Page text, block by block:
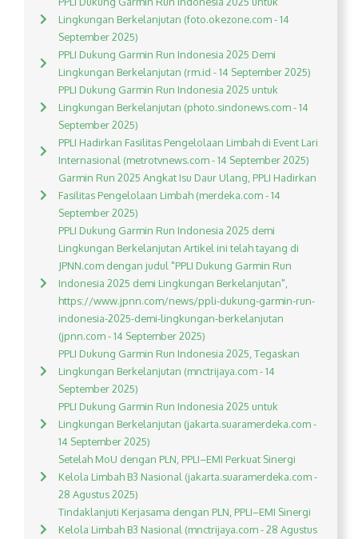
Lingkungan Berkelanjutan (foto.okezone.com - 14
September 2025)
PPLI Dukung Garmin Run Indonesia 2025 Demi
Lingkungan Berkelanjutan (rm.id - 14 September 2025)
PPLI Dukung Garmin Run Indonesia 2025 untuk
Lingkungan Berkelanjutan (photo.sindonews.com - 14
September 2025)
PPLI Hadirkan Fasilitas Pengelolaan Limbah di Event Lari
Internasional (metrotvnews.com - 14 September 2025)
Garmin Run 2025 Angkat Isu Daur Ulang, PPLI Hadirkan
Fasilitas Pengelolaan Limbah (merdeka.com - 14
September 2025)
PPLI Dukung Garmin Run Indonesia 2025 demi
Lingkungan Berkelanjutan Artikel ini telah tayang di
JPNN.com dengan judul "PPLI Dukung Garmin Run
Indonesia 2025 demi Lingkungan Berkelanjutan",
https://www.jpnn.com/news/ppli-dukung-garmin-run-
indonesia-2025-demi-lingkungan-berkelanjutan
(jpnn.com - 14 September 2025)
PPLI Dukung Garmin Run Indonesia 2025, Tegaskan
Lingkungan Berkelanjutan (mnctrijaya.com - 14
September 2025)
PPLI Dukung Garmin Run Indonesia 2025 untuk
Lingkungan Berkelanjutan (jakarta.suaramerdeka.com -
14 September 2025)
Setelah MoU dengan PLN, PPLI–EMI Perkuat Sinergi
Kelola Limbah B3 Nasional (jakarta.suaramerdeka.com -
28 Agustus 2025)
Tindaklanjuti Kerjasama dengan PLN, PPLI–EMI Sinergi
Kelola Limbah B3 Nasional (mnctrijaya.com - 28 Agustus